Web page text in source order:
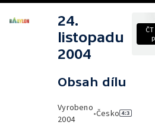
24.
listopadu
2004
Obsah dílu
Vyrobeno
2004
•Česko